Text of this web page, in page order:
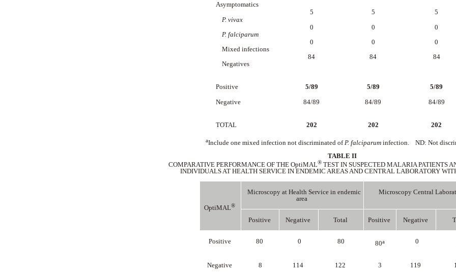
Asymptomatics
P. vivax
P. falciparum
Mixed infections
Negatives
5
0
0
84
5
0
0
84
5
0
0
84
Positive
Negative
5/89
84/89
5/89
84/89
5/89
84/89
TOTAL 202 202 202
aInclude one mixed infection not discriminated of P. falciparuminfection. ND: Not
TABLE II
COMPARATIVE PERFORMANCE OF THE OptiMAL® TEST IN SUSPECTED MALARIA PATIENTS
INDIVIDUALS AT HEALTH SERVICE IN ENDEMIC AREAS AND CENTRAL LABORATORY
OptiMAL®
Microscopy at Health Service in endemic
area
Microscopy Central
Positive Negative Total Positive Negative
Positive 80 0 80 80a 0
Negative 8 114 122 3 119